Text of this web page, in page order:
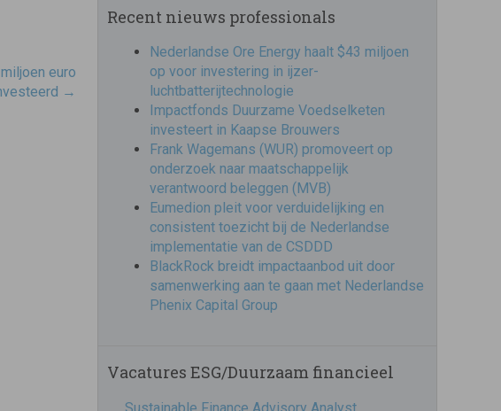
euro
→
Recent nieuws professionals
Nederlandse Ore Energy haalt $43 miljoen
op voor investering in ijzer-
luchtbatterijtechnologie
Impactfonds Duurzame Voedselketen
investeert in Kaapse Brouwers
Frank Wagemans (WUR) promoveert op
onderzoek naar maatschappelijk
verantwoord beleggen (MVB)
Eumedion pleit voor verduidelijking en
consistent toezicht bij de Nederlandse
implementatie van de CSDDD
BlackRock breidt impactaanbod uit door
samenwerking aan te gaan met Nederlandse
Phenix Capital Group
Vacatures ESG/Duurzaam financieel